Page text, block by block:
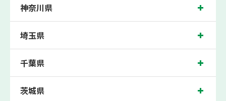
間・期末テストで、必ず1回以上『60点未満でご入塾の場合、受講科目が1科目で
+20点以上。60点以上でご入塾の場合、その科目が80点以上』になることを保証し
ます。もし以上の基準を超えて学校成績が上がらなければ、3学期目の対象科目授
神奈川県藤沢市の保護者の方や生徒さんにクチコミで絶大な評価をいただいている
個別指導塾で今なら無料体験受付中です！
神奈川県
埼玉県
千葉県
茨城県